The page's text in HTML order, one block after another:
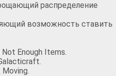
распределение
возможность ставить
Not Enough Items.